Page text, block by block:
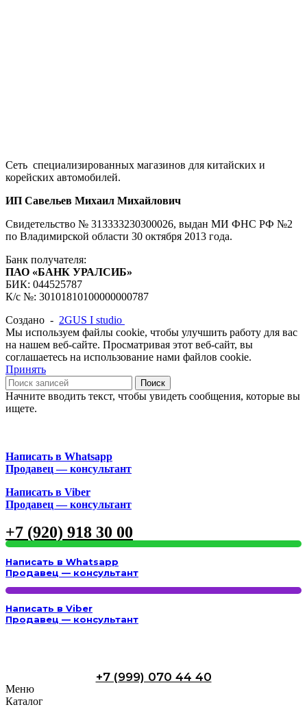
Сеть специализированных магазинов для китайских и
корейских автомобилей.
ИП Савельев Михаил Михайлович
Свидетельство № 313333230300026, выдан МИ ФНС РФ №2
по Владимирской области 30 октября 2013 года.
Банк получателя:
ПАО «БАНК УРАЛСИБ»
БИК: 044525787
К/с №: 30101810100000000787
Создано - 2GUS I studio
Мы используем файлы cookie, чтобы улучшить работу для вас
на нашем веб-сайте. Просматривая этот веб-сайт, вы
соглашаетесь на использование нами файлов cookie.
Принять
Поиск
Начните вводить текст, чтобы увидеть сообщения, которые вы
ищете.
Написать в Whatsapp
Продавец — консультант
Написать в Viber
Продавец — консультант
+7 (920) 918 30 00
Написать в Whatsapp
Продавец — консультант
Написать в Viber
Продавец — консультант
+7 (999) 070 44 40
Меню
Каталог